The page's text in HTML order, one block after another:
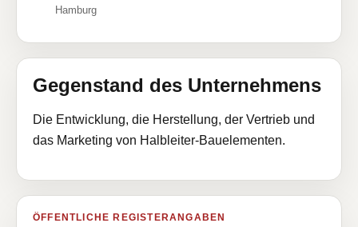
Hamburg
Gegenstand des Unternehmens
Die Entwicklung, die Herstellung, der Vertrieb und
das Marketing von Halbleiter-Bauelementen.
ÖFFENTLICHE REGISTERANGABEN